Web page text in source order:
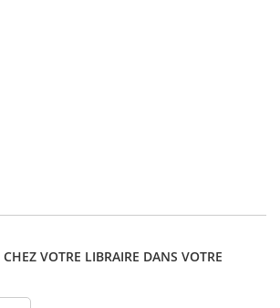
VOTRE LIBRAIRE DANS VOTRE